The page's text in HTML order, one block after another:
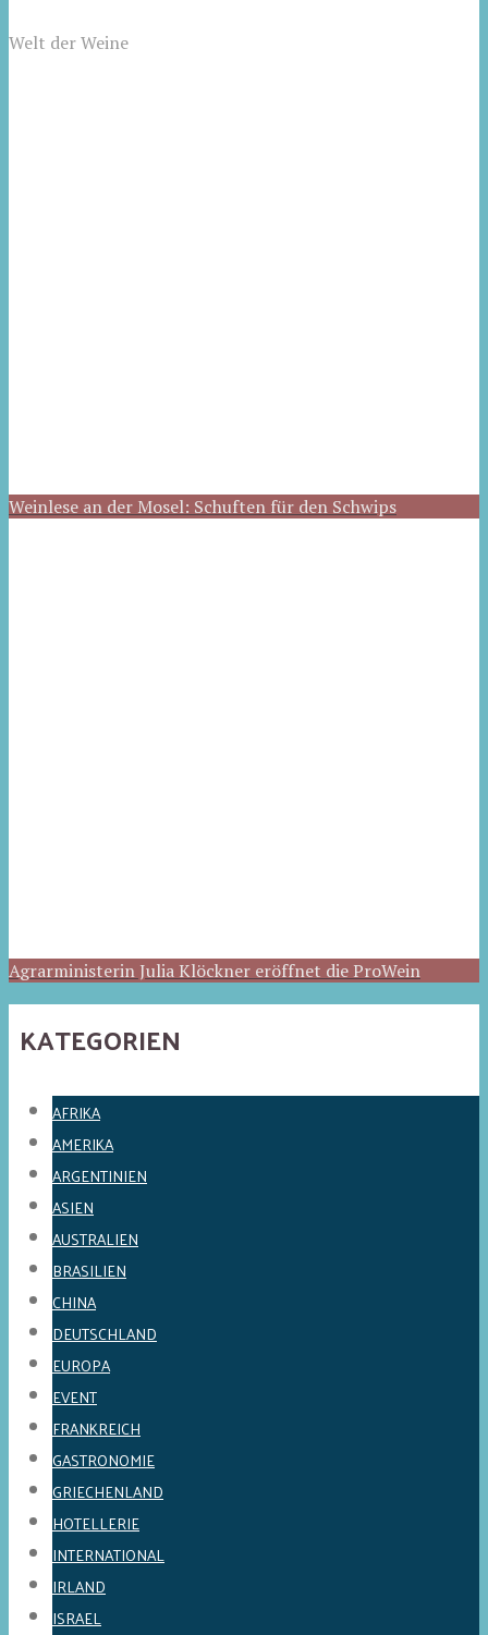
Welt der Weine
Weinlese an der Mosel: Schuften für den Schwips
Agrarministerin Julia Klöckner eröffnet die ProWein
KATEGORIEN
AFRIKA
AMERIKA
ARGENTINIEN
ASIEN
AUSTRALIEN
BRASILIEN
CHINA
DEUTSCHLAND
EUROPA
EVENT
FRANKREICH
GASTRONOMIE
GRIECHENLAND
HOTELLERIE
INTERNATIONAL
IRLAND
ISRAEL